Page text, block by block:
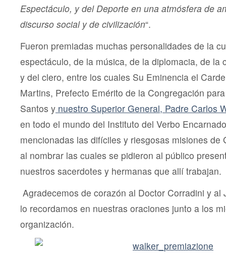
Espectáculo, y del Deporte en una atmósfera de
discurso social y de civilización“.
Fueron premiadas muchas personalidades de la
espectáculo, de la música, de la diplomacia, de la
y del clero, entre los cuales Su Eminencia el
Martins, Prefecto Emérito de la Congregación
Santos y nuestro Superior General, Padre Carlos
en todo el mundo del Instituto del Verbo
mencionadas las difíciles y riesgosas misiones de
al nombrar las cuales se pidieron al público
nuestros sacerdotes y hermanas que allí trabajan.
Agradecemos de corazón al Doctor Corradini y al
lo recordamos en nuestras oraciones junto a los
organización.